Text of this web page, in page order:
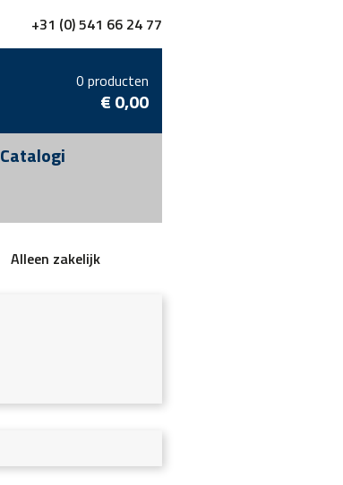
+31 (0) 541 66 24 77
0 producten
€0,00
Catalogi
Alleen zakelijk